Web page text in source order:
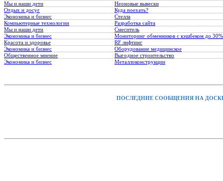
Мы и наши дети
Неоновые вывески
Отдых и досуг
Куда поехать?
Экономика и бизнес
Стелла
Компьютерные технологии
Разработка сайта
Мы и наши дети
Смеситель
Экономика и бизнес
Мониторинг обменников с кэшбеком до 30%
Красота и здоровье
RF лифтинг
Экономика и бизнес
Оборудование медицинское
Общественное мнение
Выгодное строительство
Экономика и бизнес
Металлоконструкции
ПОСЛЕДНИЕ СООБЩЕНИЯ НА